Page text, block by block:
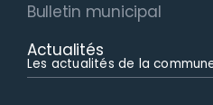
Bulletin municipal
Actualités
Les actualités de la